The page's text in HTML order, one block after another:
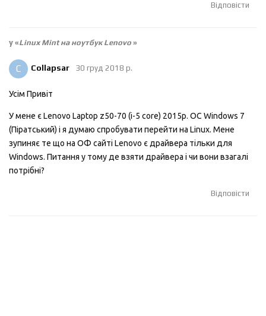
Відповісти
у «Linux Mint на ноутбук Lenovo »
C Collapsar 30 груд 2018 р.
Усім Привіт
У мене є Lenovo Laptop z50-70 (i-5 core) 2015р. OC Windows 7
(Піратський) і я думаю спробувати перейти на Linux. Мене
зупиняє те що на ОФ сайті Lenovo є драйвера тільки для
Windows. Питання у тому де взяти драйвера і чи вони взагалі
потрібні?
Відповісти